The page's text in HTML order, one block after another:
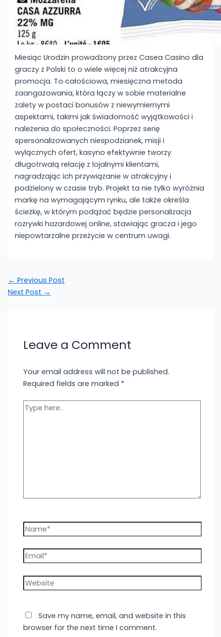
Miesiąc Urodzin prowadzony przez Casea Casino dla
graczy z Polski to o wiele więcej niż atrakcyjna
promocja. To całościowa, miesięczna metoda
zaangażowania, która łączy w sobie materialne
zalety w postaci bonusów z niewymiernymi
aspektami, takimi jak świadomość wyjątkowości i
należenia do społeczności. Poprzez serię
spersonalizowanych niespodzianek, misji i
wylącznych ofert, kasyno efektywnie tworzy
długotrwałą relację z lojalnymi klientami,
nagradzając ich przywiązanie w atrakcyjny i
podzielony w czasie tryb. Projekt ta nie tylko wyróżnia
markę na wymagającym rynku, ale także określa
ścieżkę, w którym podążać będzie personalizacja
rozrywki hazardowej online, stawiając gracza i jego
niepowtarzalne przeżycie w centrum uwagi.
← Previous Post
Next Post →
Leave a Comment
Your email address will not be published.
Required fields are marked *
Type
Name*
Email*
Website
Save my name, email, and website in this
browser for the next time I comment.